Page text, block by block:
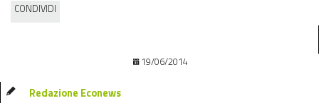
CONDIVIDI
19/06/2014
Redazione Econews